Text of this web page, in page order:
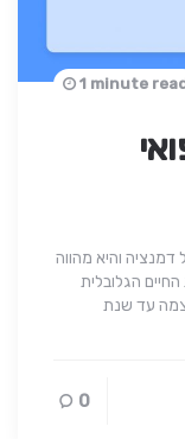
1 minute
והיא מהווה
החיים הגלובלית
עד שנת
0